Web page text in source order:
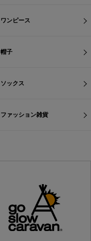
ワンピース
帽子
ソックス
ファッション雑貨